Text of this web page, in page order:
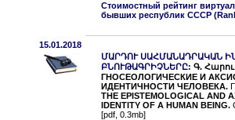
Стоимостный рейтинг
бывших республик СССР
15.01.2018
ՄԱՐԴՈՒ ՍԱՀՄԱՆԱԴՐԱԿԱՆ
ԲՆՈՒԹԱԳՐԻՉՆԵՐԸ: Գ.
ГНОСЕОЛОГИЧЕСКИЕ И
ИДЕНТИЧНОСТИ ЧЕЛОВЕКА.
THE EPISTEMOLOGICAL AND
IDENTITY OF A HUMAN BEING.
[pdf, 0.3mb]